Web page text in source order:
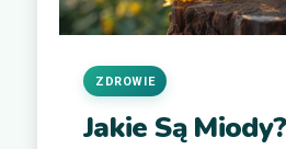
Jakie Są Miody?
ZDROWIE